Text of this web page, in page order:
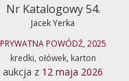
Nr Katalogowy 54.
Jacek Yerka
PRYWATNA POWÓDŹ, 2025
kredki, ołówek, karton
aukcja z 12 maja 2026